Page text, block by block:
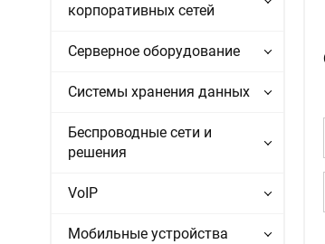
корпоративных сетей
Серверное оборудование
Системы хранения данных
Беспроводные сети и
решения
VoIP
Мобильные устройства